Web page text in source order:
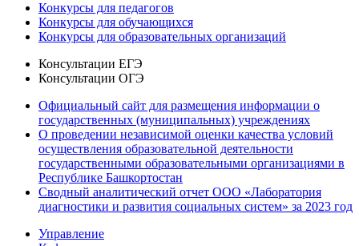
Конкурсы для педагогов
Конкурсы для обучающихся
Конкурсы для образовательных организаций
Консультации ЕГЭ
Консультации ОГЭ
Официальный сайт для размещения информации о
государственных (муниципальных) учреждениях
О проведении независимой оценки качества условий
осуществления образовательной деятельности
государственными образовательными организациями в
Республике Башкортостан
Сводный аналитический отчет ООО «Лаборатория
диагностики и развития социальных систем» за 2023 год
Управление